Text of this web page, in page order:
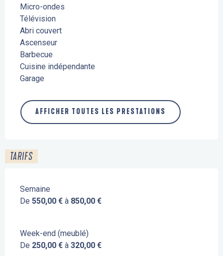
Micro-ondes
Télévision
Abri couvert
Ascenseur
Barbecue
Cuisine indépendante
Garage
AFFICHER TOUTES LES PRESTATIONS
TARIFS
Semaine
De 550,00 € à 850,00 €
Week-end (meublé)
De 250,00 € à 320,00 €